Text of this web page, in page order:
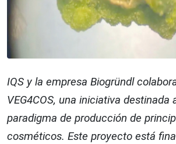
IQS y la empresa Biogründl
VEG4COS, una iniciativa destinada
paradigma de producción de
cosméticos. Este proyecto está